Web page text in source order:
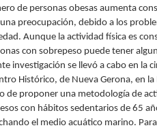
de personas obesas aumenta
preocupación, debido a los
Aunque la actividad física es
con sobrepeso puede tener
investigación se llevó a cabo en la
Histórico, de Nueva Gerona, en la
de proponer una metodología de
con hábitos sedentarios de 65
el medio acuático marino.